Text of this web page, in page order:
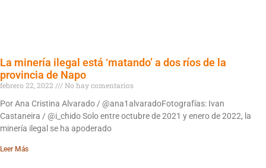
La minería ilegal está ‘matando’ a dos ríos de la
provincia de Napo
febrero 22, 2022
No hay comentarios
Por Ana Cristina Alvarado / @ana1alvaradoFotografías: Ivan
Castaneira / @i_chido Solo entre octubre de 2021 y enero de 2022, la
minería ilegal se ha apoderado
Leer Más